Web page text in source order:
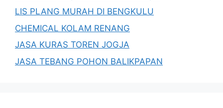
LIS PLANG MURAH DI BENGKULU
CHEMICAL KOLAM RENANG
JASA KURAS TOREN JOGJA
JASA TEBANG POHON BALIKPAPAN